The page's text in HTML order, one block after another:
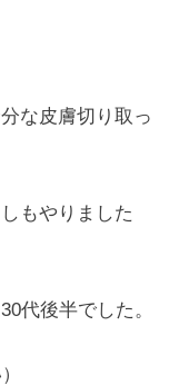
な皮膚切り取っ
もやりました
代後半でした。